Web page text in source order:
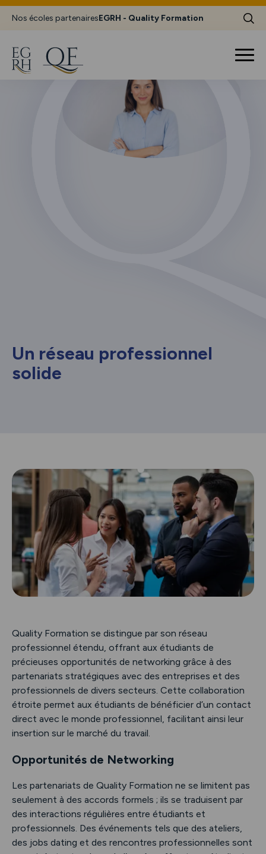
Nos écoles partenairesEGRH - Quality Formation
Un réseau professionnel
solide
Quality Formation se distingue par son réseau
professionnel étendu, offrant aux étudiants de
précieuses opportunités de networking grâce à des
partenariats stratégiques avec des entreprises et des
professionnels de divers secteurs. Cette collaboration
étroite permet aux étudiants de bénéficier d’un contact
direct avec le monde professionnel, facilitant ainsi leur
insertion sur le marché du travail.
Opportunités de Networking
Les partenariats de Quality Formation ne se limitent pas
seulement à des accords formels ; ils se traduisent par
des interactions régulières entre étudiants et
professionnels. Des événements tels que des ateliers,
des jobs dating et des rencontres professionnelles sont